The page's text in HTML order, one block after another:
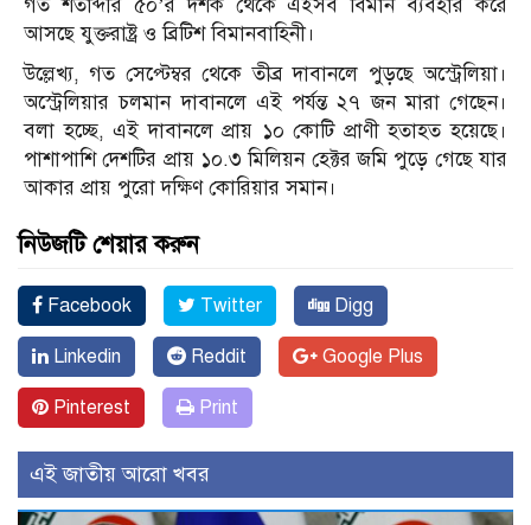
গত শতাব্দীর ৫০’র দশক থেকে এইসব বিমান ব্যবহার করে
আসছে যুক্তরাষ্ট্র ও ব্রিটিশ বিমানবাহিনী।
উল্লেখ্য, গত সেপ্টেম্বর থেকে তীব্র দাবানলে পুড়ছে অস্ট্রেলিয়া।
অস্ট্রেলিয়ার চলমান দাবানলে এই পর্যন্ত ২৭ জন মারা গেছেন।
বলা হচ্ছে, এই দাবানলে প্রায় ১০ কোটি প্রাণী হতাহত হয়েছে।
পাশাপাশি দেশটির প্রায় ১০.৩ মিলিয়ন হেক্টর জমি পুড়ে গেছে যার
আকার প্রায় পুরো দক্ষিণ কোরিয়ার সমান।
নিউজটি শেয়ার করুন
Facebook Twitter Digg
Linkedin Reddit Google Plus
Pinterest Print
এই জাতীয় আরো খবর